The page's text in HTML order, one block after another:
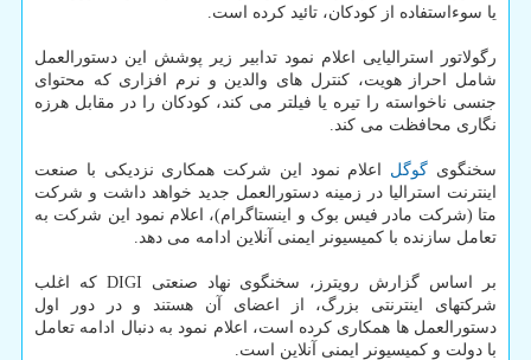
یا سوءاستفاده از کودکان، تائید کرده است.
رگولاتور استرالیایی اعلام نمود تدابیر زیر پوشش این دستورالعمل
شامل احراز هویت، کنترل های والدین و نرم افزاری که محتوای
جنسی ناخواسته را تیره یا فیلتر می کند، کودکان را در مقابل هرزه
نگاری محافظت می کند.
سخنگوی گوگل اعلام نمود این شرکت همکاری نزدیکی با صنعت
اینترنت استرالیا در زمینه دستورالعمل جدید خواهد داشت و شرکت
متا (شرکت مادر فیس بوک و اینستاگرام)، اعلام نمود این شرکت به
تعامل سازنده با کمیسیونر ایمنی آنلاین ادامه می دهد.
بر اساس گزارش رویترز، سخنگوی نهاد صنعتی DIGI که اغلب
شرکتهای اینترنتی بزرگ، از اعضای آن هستند و در دور اول
دستورالعمل ها همکاری کرده است، اعلام نمود به دنبال ادامه تعامل
با دولت و کمیسیونر ایمنی آنلاین است.